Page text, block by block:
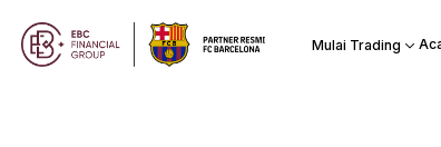
Mulai Trading